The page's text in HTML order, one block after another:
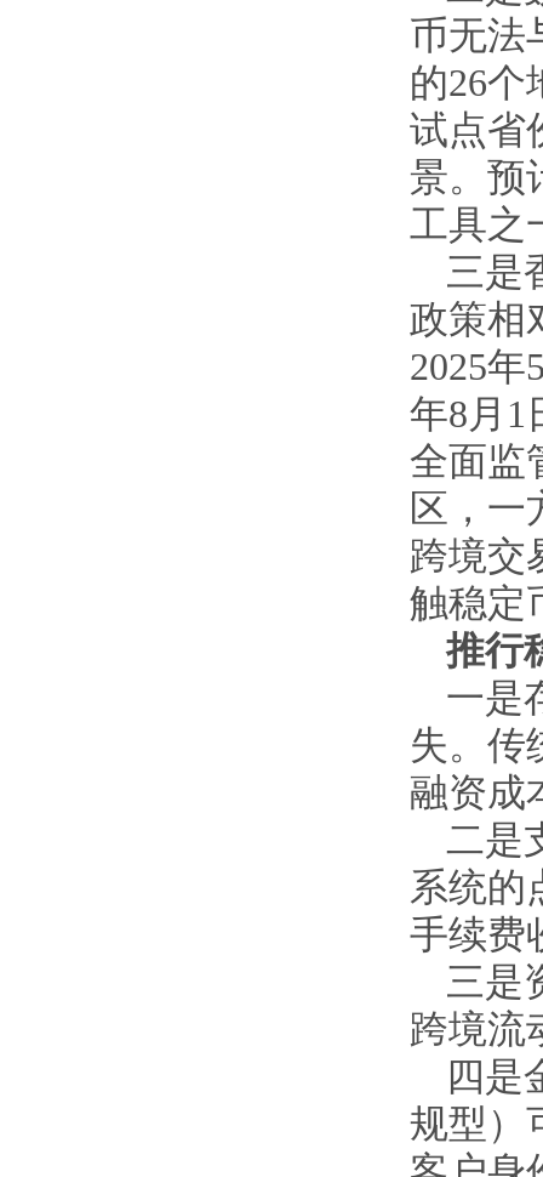
币无法
的26个
试点省
景。预
工具之
三是
政策相
2025
年8月1
全面监
区，一
跨境交
触稳定
推行
一是
失。传
融资成
二是
系统的
手续费
三是
跨境流
四是
规型）